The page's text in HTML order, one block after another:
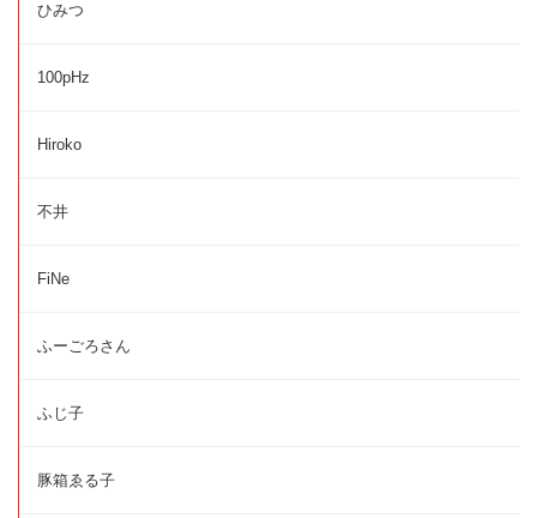
ひみつ
100pHz
Hiroko
不井
FiNe
ふーごろさん
ふじ子
豚箱ゑる子